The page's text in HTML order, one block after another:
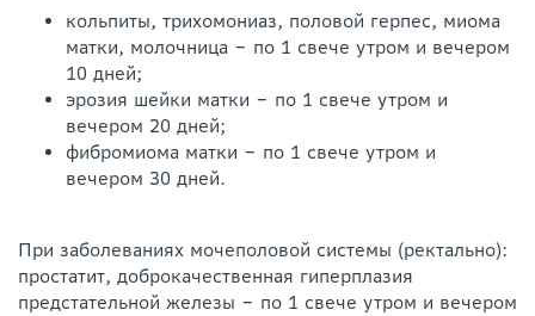
кольпиты, трихомониаз, половой герпес, миома
матки, молочница ‒ по 1 свече утром и вечером
10 дней;
эрозия шейки матки ‒ по 1 свече утром и
вечером 20 дней;
фибромиома матки ‒ по 1 свече утром и
вечером 30 дней.
При заболеваниях мочеполовой системы (ректально):
простатит, доброкачественная гиперплазия
предстательной железы ‒ по 1 свече утром и вечером